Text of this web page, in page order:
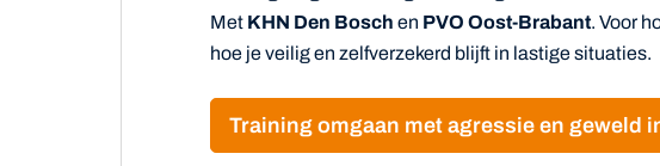
Met KHN Den Bosch en PVO Oost-Brabant. Voor
hoe je veilig en zelfverzekerd blijft in lastige situaties.
Training omgaan met agressie en geweld